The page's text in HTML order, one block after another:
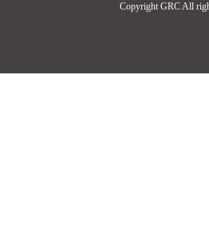
Copyright GRC All